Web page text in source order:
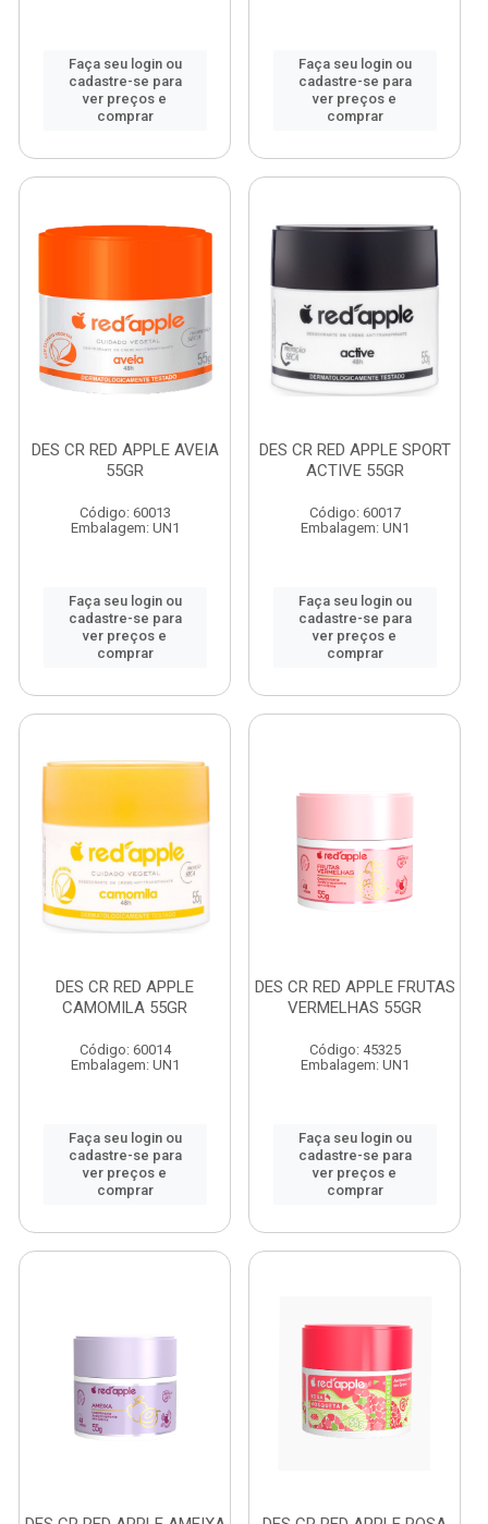
Faça seu login ou
cadastre-se para
ver preços e
comprar
Faça seu login ou
cadastre-se para
ver preços e
comprar
DES CR RED APPLE AVEIA
55GR
Código: 60013
Embalagem: UN1
Faça seu login ou
cadastre-se para
ver preços e
comprar
DES CR RED APPLE SPORT
ACTIVE 55GR
Código: 60017
Embalagem: UN1
Faça seu login ou
cadastre-se para
ver preços e
comprar
DES CR RED APPLE
CAMOMILA 55GR
Código: 60014
Embalagem: UN1
Faça seu login ou
cadastre-se para
ver preços e
comprar
DES CR RED APPLE FRUTAS
VERMELHAS 55GR
Código: 45325
Embalagem: UN1
Faça seu login ou
cadastre-se para
ver preços e
comprar